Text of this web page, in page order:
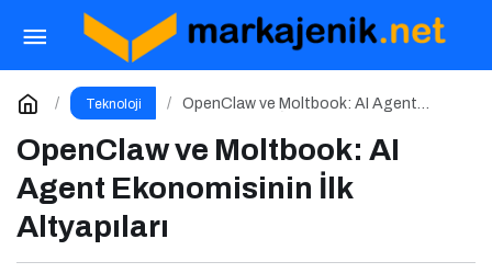
Teknoloji
OpenClaw ve Moltbook: AI Agent
OpenClaw ve Moltbook: AI
Agent Ekonomisinin İlk
Altyapıları
Yapay zekâ siber tehditlerde yeni bir dönemi
başlatıyor
Yorum Yap